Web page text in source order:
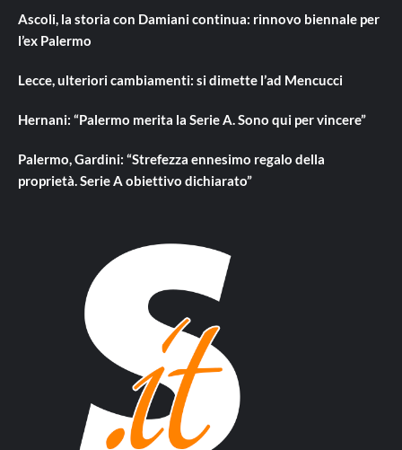
Ascoli, la storia con Damiani continua: rinnovo biennale per
l’ex Palermo
Lecce, ulteriori cambiamenti: si dimette l’ad Mencucci
Hernani: “Palermo merita la Serie A. Sono qui per vincere”
Palermo, Gardini: “Strefezza ennesimo regalo della
proprietà. Serie A obiettivo dichiarato”